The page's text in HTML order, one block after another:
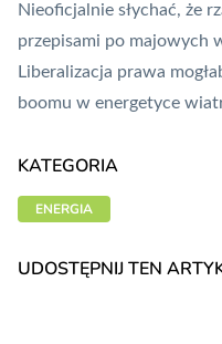
Nieoficjalnie słychać, że
przepisami po majowych
Liberalizacja prawa
boomu w energetyce
KATEGORIA
ENERGIA
UDOSTĘPNIJ TEN